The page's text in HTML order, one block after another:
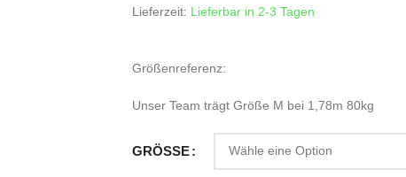
Lieferzeit: Lieferbar in 2-3 Tagen
Größenreferenz:
Unser Team trägt Größe M bei 1,78m 80kg
GRÖSSE